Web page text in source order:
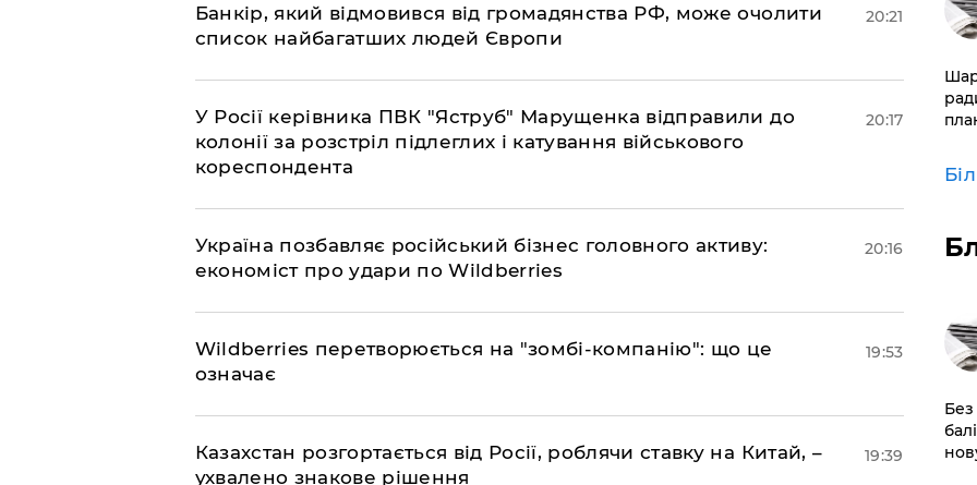
​Банкір, який відмовився від громадянства РФ, може очолити
список найбагатших людей Європи
20:21
​У Росії керівника ПВК "Яструб" Марущенка відправили до
колонії за розстріл підлеглих і катування військового
кореспондента
20:17
​Україна позбавляє російський бізнес головного активу:
економіст про удари по Wildberries
20:16
​Wildberries перетворюється на "зомбі-компанію": що це
означає
19:53
​Казахстан розгортається від Росії, роблячи ставку на Китай, –
ухвалено знакове рішення
19:39